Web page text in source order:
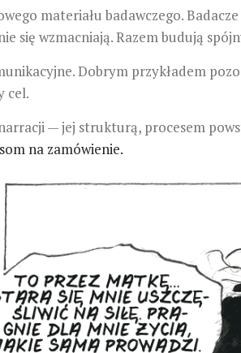
materiału badawczego.
się wzmacniają. Razem budują
Dobrym przykładem
cel.
— jej strukturą, procesem
na zamówienie.